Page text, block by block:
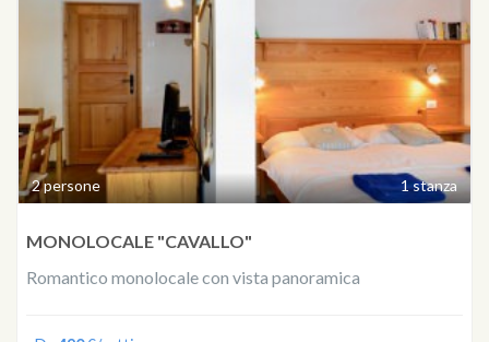
2 persone 1 stanza
MONOLOCALE "CAVALLO"
Romantico monolocale con vista panoramica